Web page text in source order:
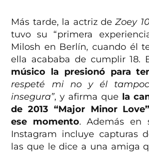
Más tarde, la actriz deZoey
tuvo su “primera
Milosh en Berlín, cuando él
ella acababa de cumplir 18.
músico la presionó para
respeté mi no y él
insegura”, y afirma que la
de 2013 “Major Minor
ese momento. Además en
Instagram incluye capturas
las que le dice a una amiga